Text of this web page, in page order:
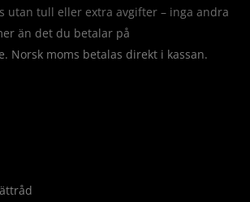
utan tull eller extra avgifter – inga andra
än det du betalar på
Norsk moms betalas direkt i kassan.